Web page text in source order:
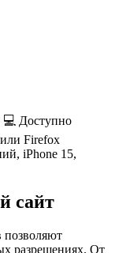
💻 Доступно
или Firefox
сайт
позволяют
разрешениях. От